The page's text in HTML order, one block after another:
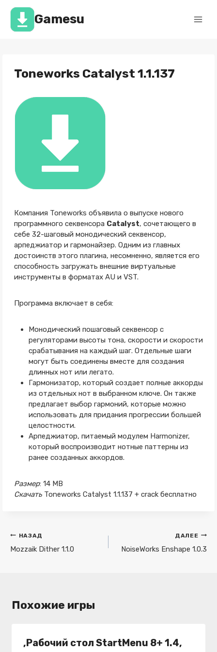
Перейти
содержимомуGamesu
Toneworks Catalyst 1.1.137
Компания Toneworks объявила о выпуске нового
программного секвенсора Catalyst, сочетающего в
себе 32-шаговый монодический секвенсор,
арпеджиатор и гармонайзер. Одним из главных
достоинств этого плагина, несомненно, является его
способность загружать внешние виртуальные
инструменты в форматах AU и VST.
Программа включает в себя:
Монодический пошаговый секвенсор с
регуляторами высоты тона, скорости и скорости
срабатывания на каждый шаг. Отдельные шаги
могут быть соединены вместе для создания
длинных нот или легато.
Гармонизатор, который создает полные аккорды
из отдельных нот в выбранном ключе. Он также
предлагает выбор гармоний, которые можно
использовать для придания прогрессии большей
целостности.
Арпеджиатор, питаемый модулем Harmonizer,
который воспроизводит нотные паттерны из
ранее созданных аккордов.
Размер: 14 MB
Скачать Toneworks Catalyst 1.1.137 + crack бесплатно
Навигация
по
НАЗАД
Mozzaik Dither 1.1.0
ДАЛЕЕ
NoiseWorks Enshape 1.0.3
Похожие игры
,Рабочий стол StartMenu 8+ 1.4,